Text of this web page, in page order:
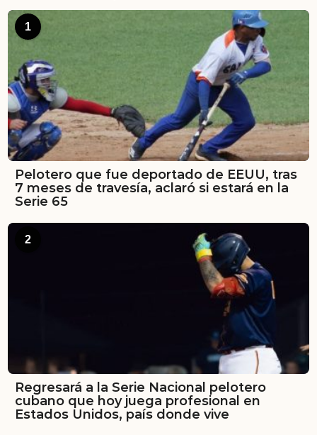
1
Pelotero que fue deportado de EEUU, tras
7 meses de travesía, aclaró si estará en la
Serie 65
2
Regresará a la Serie Nacional pelotero
cubano que hoy juega profesional en
Estados Unidos, país donde vive